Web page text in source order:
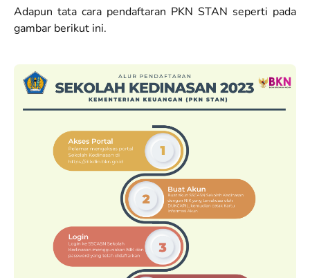
Adapun tata cara pendaftaran PKN STAN seperti pada
gambar berikut ini.